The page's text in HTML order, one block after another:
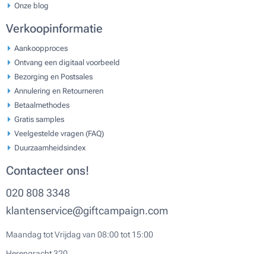
Onze blog
Verkoopinformatie
Aankoopproces
Ontvang een digitaal voorbeeld
Bezorging en Postsales
Annulering en Retourneren
Betaalmethodes
Gratis samples
Veelgestelde vragen (FAQ)
Duurzaamheidsindex
Contacteer ons!
020 808 3348
klantenservice@giftcampaign.com
Maandag tot Vrijdag van 08:00 tot 15:00